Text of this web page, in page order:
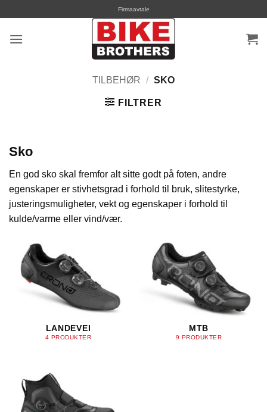
content
Firmaavtale
TILBEHØR / SKO
FILTRER
Sko
En god sko skal fremfor alt sitte godt på foten, andre
egenskaper er stivhetsgrad i forhold til bruk, slitestyrke,
justeringsmuligheter, vekt og egenskaper i forhold til
kulde/varme eller vind/vær.
LANDEVEI
4 PRODUKTER
MTB
9 PRODUKTER